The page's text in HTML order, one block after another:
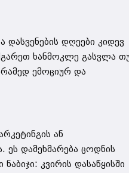
დღეები კიდევ
ხანმოკლე გასვლა
ემოციურ და
ან
ეს დამეხმარება ცოდნის
კვირის დასაწყისში